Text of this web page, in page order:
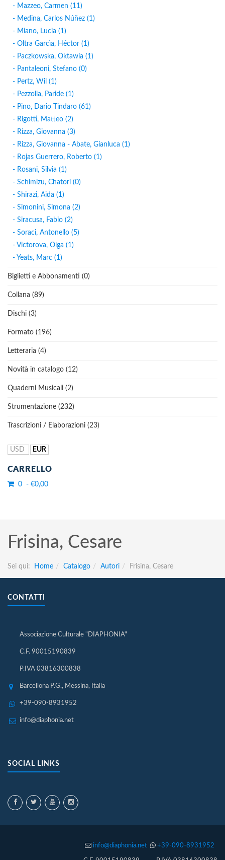
- Mazzeo, Carmen (11)
- Medina, Carlos Núñez (1)
- Miano, Lucia (1)
- Oltra Garcìa, Héctor (1)
- Paczkowska, Oktawia (1)
- Pantaleoni, Stefano (0)
- Pertz, Wil (1)
- Pezzolla, Paride (1)
- Pino, Dario Tindaro (61)
- Rigotti, Matteo (2)
- Rizza, Giovanna (3)
- Rizza, Giovanna - Abate, Gianluca (1)
- Rojas Guerrero, Roberto (1)
- Rosani, Silvia (1)
- Schimizu, Chatori (0)
- Shirazi, Aida (1)
- Simonini, Simona (2)
- Siracusa, Fabio (2)
- Soraci, Antonello (5)
- Victorova, Olga (1)
- Yeats, Marc (1)
Biglietti e Abbonamenti (0)
Collana (89)
Dischi (3)
Formato (196)
Letteraria (4)
Novità in catalogo (12)
Quaderni Musicali (2)
Strumentazione (232)
Trascrizioni / Elaborazioni (23)
USD EUR
CARRELLO
0 - €0,00
Frisina, Cesare
Sei qui: Home Catalogo Autori Frisina, Cesare
CONTATTI
Associazione Culturale "DIAPHONIA"
C.F. 90015190839
P.IVA 03816300838
Barcellona P.G., Messina, Italia
+39-090-8931952
info@diaphonia.net
SOCIAL LINKS
info@diaphonia.net +39-090-8931952